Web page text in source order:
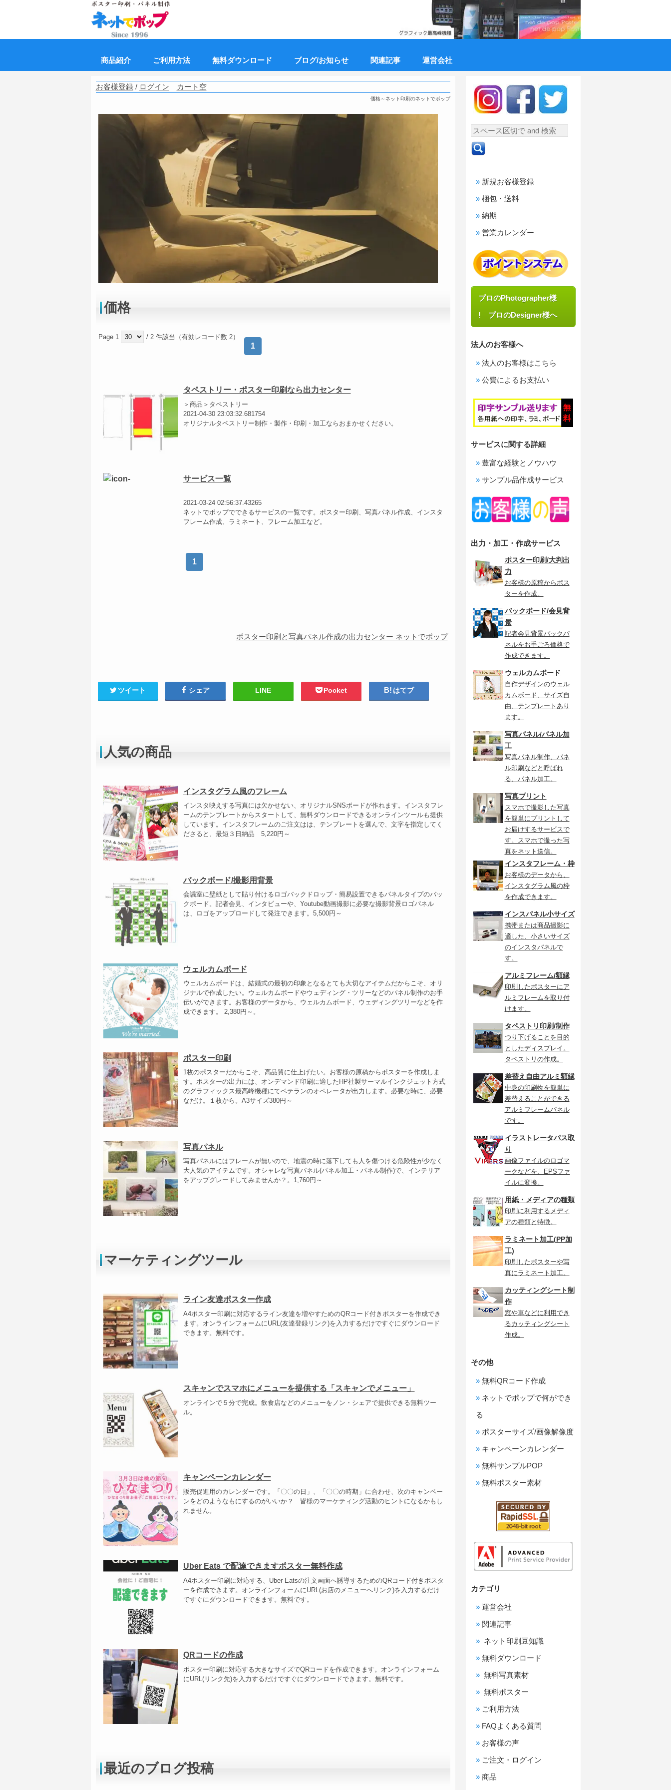
商品紹介 ご利用方法 無料ダウンロード ブログ/お知らせ 関連記事 運営会社
お客様登録/ ログイン カート空
価格～ネット印刷のネットでポップ
価格
Page 1 / 2 件該当（有効レコード数 2）
1
タペストリー・ポスター印刷なら出力センター
＞商品＞タペストリー
2021-04-30 23:03:32.681754
オリジナルタペストリー制作・製作・印刷・加工ならおまかせください。
サービス一覧
2021-03-24 02:56:37.43265
ネットでポップでできるサービスの一覧です。ポスター印刷、写真パネル作成、インスタ
フレーム作成、ラミネート、フレーム加工など。
1
ポスター印刷と写真パネル作成の出力センター ネットでポップ
ツイート シェア LINE Pocket はてブ
人気の商品
インスタグラム風のフレーム
インスタ映えする写真には欠かせない、オリジナルSNSボードが作れます。インスタフレ
ームのテンプレートからスタートして、無料ダウンロードできるオンラインツールも提供
しています。インスタフレームのご注文はは、テンプレートを選んで、文字を指定してく
ださると、最短３日納品 5,220円～
バックボード/撮影用背景
会議室に壁紙として貼り付けるロゴバックドロップ・簡易設置できるパネルタイプのバッ
クボード。記者会見、インタビューや、Youtube動画撮影に必要な撮影背景ロゴパネル
は、ロゴをアップロードして発注できます。5,500円～
ウェルカムボード
ウェルカムボードは、結婚式の最初の印象となるとても大切なアイテムだからこそ、オリ
ジナルで作成したい。ウェルカムボードやウェディング・ツリーなどのパネル制作のお手
伝いができます。お客様のデータから、ウェルカムボード、ウェディングツリーなどを作
成できます。 2,380円～。
ポスター印刷
1枚のポスターだからこそ、高品質に仕上げたい。お客様の原稿からポスターを作成しま
す。ポスターの出力には、オンデマンド印刷に適したHP社製サーマルインクジェット方式
のグラフィックス最高峰機種にてベテランのオペレータが出力します。必要な時に、必要
なだけ。１枚から。A3サイズ380円～
写真パネル
写真パネルにはフレームが無いので、地震の時に落下しても人を傷つける危険性が少なく
大人気のアイテムです。オシャレな写真パネル(パネル加工・パネル制作)で、インテリア
をアップグレードしてみませんか？。1,760円～
マーケティングツール
ライン友達ポスター作成
A4ポスター印刷に対応するライン友達を増やすためのQRコード付きポスターを作成でき
ます。オンラインフォームにURL(友達登録リンク)を入力するだけですぐにダウンロード
できます。無料です。
スキャンでスマホにメニューを提供する「スキャンでメニュー」
オンラインで５分で完成。飲食店などのメニューをノン・シェアで提供できる無料ツー
ル。
キャンペーンカレンダー
販売促進用のカレンダーです。「〇〇の日」、「〇〇の時期」に合わせ、次のキャンペー
ンをどのようなもにするのがいいか？ 皆様のマーケティング活動のヒントになるかもし
れません。
Uber Eats で配達できますポスター無料作成
A4ポスター印刷に対応する、Uber Eatsの注文画面へ誘導するためのQRコード付きポスタ
ーを作成できます。オンラインフォームにURL(お店のメニューへリンク)を入力するだけ
ですぐにダウンロードできます。無料です。
QRコードの作成
ポスター印刷に対応する大きなサイズでQRコードを作成できます。オンラインフォーム
にURL(リンク先)を入力するだけですぐにダウンロードできます。無料です。
最近のブログ投稿
新規お客様登録
梱包・送料
納期
営業カレンダー
プロのPhotographer様
! プロのDesigner様へ
法人のお客様へ
法人のお客様はこちら
公費によるお支払い
サービスに関する詳細
豊富な経験とノウハウ
サンプル品作成サービス
出力・加工・作成サービス
ポスター印刷/大判出
力
お客様の原稿からポス
ターを作成。
バックボード/会見背
景
記者会見背景バックパ
ネルをお手ごろ価格で
作成できます。
ウェルカムボード
自作デザインのウェル
カムボード、サイズ自
由、テンプレートあり
ます。
写真パネル/パネル加
工
写真パネル制作、パネ
ル印刷などと呼ばれ
る、パネル加工。
写真プリント
スマホで撮影した写真
を簡単にプリントして
お届けするサービスで
す。スマホで撮った写
真をネット送信。
インスタフレーム・枠
お客様のデータから、
インスタグラム風の枠
を作成できます。
インスパネル小サイズ
携帯または商品撮影に
適した、小さいサイズ
のインスタパネルで
す。
アルミフレーム/額縁
印刷したポスターにア
ルミフレームを取り付
けます。
タペストリ印刷/制作
つり下げることを目的
としたディスプレイ。
タペストリの作成。
差替え自由アルミ額縁
中身の印刷物を簡単に
差替えることができる
アルミフレームパネル
です。
イラストレータパス取
り
画像ファイルのロゴマ
ークなどを、EPSファ
イルに変換。
用紙・メディアの種類
印刷に利用するメディ
アの種類と特徴。
ラミネート加工(PP加
工)
印刷したポスターや写
真にラミネート加工。
カッティングシート制
作
窓や車などに利用でき
るカッティングシート
作成。
その他
無料QRコード作成
ネットでポップで何ができ
る
ポスターサイズ/画像解像度
キャンペーンカレンダー
無料サンプルPOP
無料ポスター素材
カテゴリ
運営会社
関連記事
ネット印刷豆知識
無料ダウンロード
無料写真素材
無料ポスター
ご利用方法
FAQよくある質問
お客様の声
ご注文・ログイン
商品